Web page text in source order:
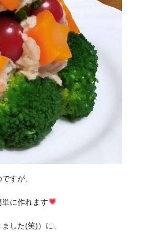
すが、
に作れます
した(笑)）に、